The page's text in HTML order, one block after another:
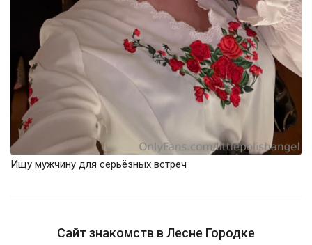
Ищу мужчину для серьёзных встреч
Сайт знакомств в Лесне Городке